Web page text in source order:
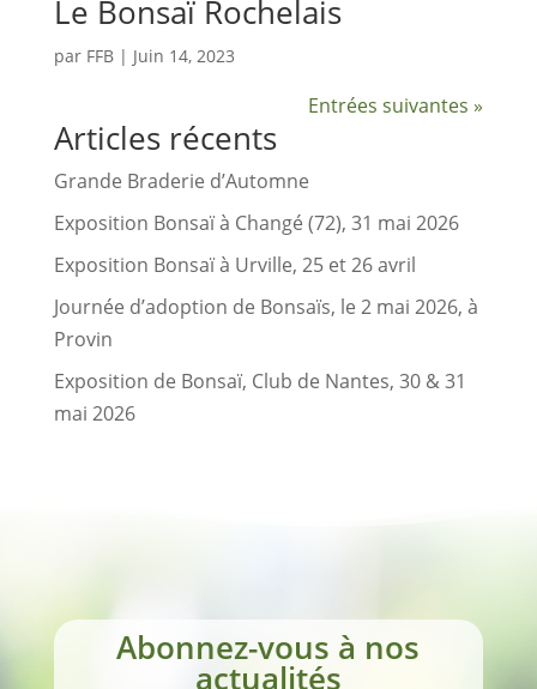
Le Bonsaï Rochelais
par FFB| Juin 14, 2023
Entrées suivantes »
Articles récents
Grande Braderie d’Automne
Exposition Bonsaï à Changé (72), 31 mai 2026
Exposition Bonsaï à Urville, 25 et 26 avril
Journée d’adoption de Bonsaïs, le 2 mai 2026, à
Provin
Exposition de Bonsaï, Club de Nantes, 30 & 31
mai 2026
Abonnez-vous à nos
actualités